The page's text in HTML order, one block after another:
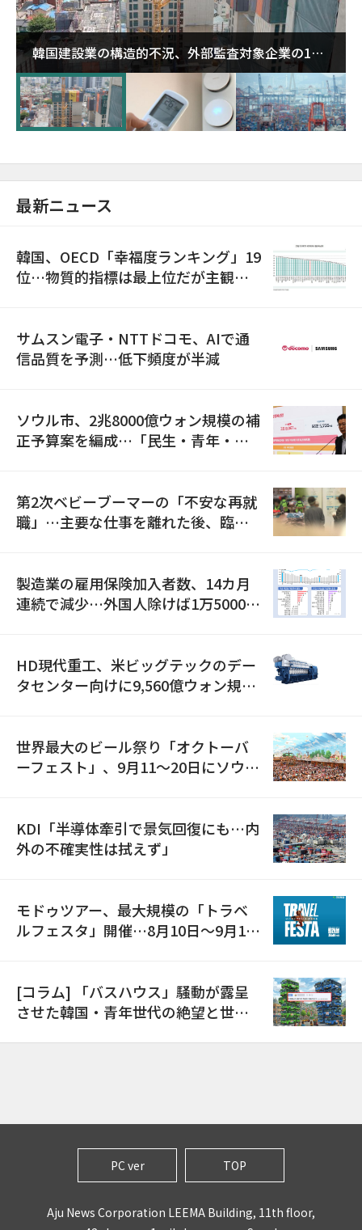
韓国建設業の構造的不況、外部監査対象企業の1割
超が「ゾンビ企業」に…5年で2.8倍増
最新ニュース
韓国、OECD「幸福度ランキング」19
位…物質的指標は最上位だが主観的
サムスン電子・NTTドコモ、AIで通
信品質を予測…低下頻度が半減
ソウル市、2兆8000億ウォン規模の補
正予算案を編成…「民生・青年・安
第2次ベビーブーマーの「不安な再就
職」…主要な仕事を離れた後、臨時
製造業の雇用保険加入者数、14カ月
連続で減少…外国人除けば1万5000人
HD現代重工、米ビッグテックのデー
タセンター向けに9,560億ウォン規模
世界最大のビール祭り「オクトーバ
ーフェスト」、9月11〜20日にソウル
KDI「半導体牽引で景気回復にも…内
外の不確実性は拭えず」
モドゥツアー、最大規模の「トラベ
ルフェスタ」開催…8月10日～9月11
[コラム] 「バスハウス」騒動が露呈
させた韓国・青年世代の絶望と世代
PC ver TOP
Aju News Corporation LEEMA Building, 11th floor,